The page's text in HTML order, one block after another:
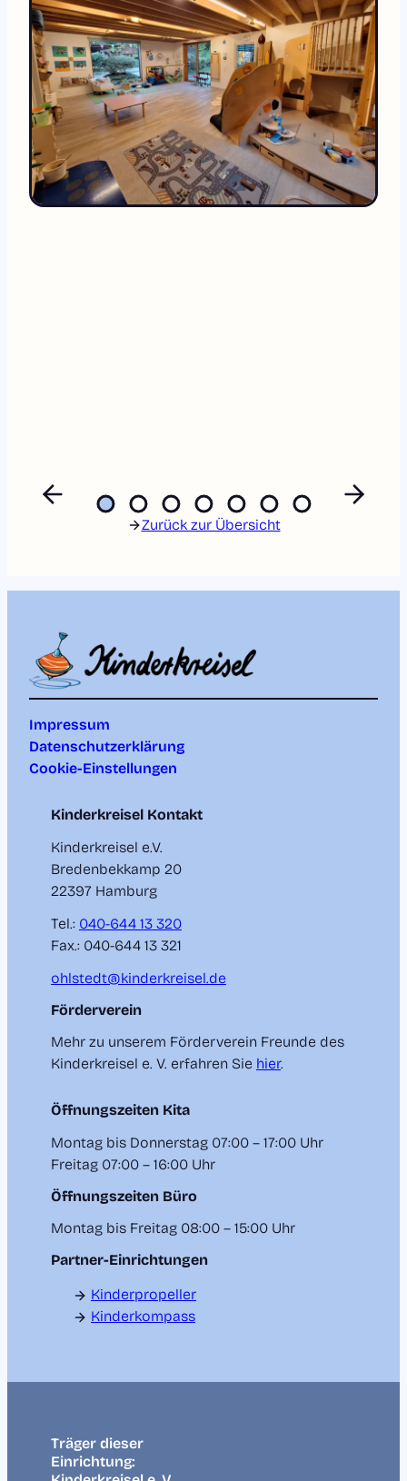
Zurück zur Übersicht
Impressum
Datenschutzerklärung
Cookie-Einstellungen
Kinderkreisel Kontakt
Kinderkreisel e.V.
Bredenbekkamp 20
22397 Hamburg
Tel.: 040-644 13 320
Fax.: 040-644 13 321
ohlstedt@kinderkreisel.de
Förderverein
Mehr zu unserem Förderverein Freunde des
Kinderkreisel e. V. erfahren Sie hier.
Öffnungszeiten Kita
Montag bis Donnerstag 07:00 – 17:00 Uhr
Freitag 07:00 – 16:00 Uhr
Öffnungszeiten Büro
Montag bis Freitag 08:00 – 15:00 Uhr
Partner-Einrichtungen
Kinderpropeller
Kinderkompass
Träger dieser
Einrichtung: